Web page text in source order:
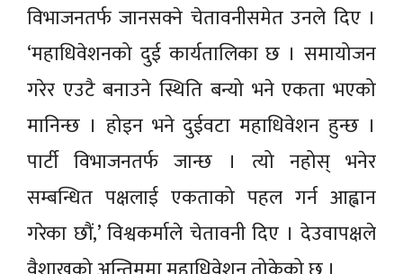
विभाजनतर्फ जानसक्ने चेतावनीसमेत उनले दिए ।
‘महाधिवेशनको दुई कार्यतालिका छ । समायोजन
गरेर एउटै बनाउने स्थिति बन्यो भने एकता भएको
मानिन्छ । होइन भने दुईवटा महाधिवेशन हुन्छ ।
पार्टी विभाजनतर्फ जान्छ । त्यो नहोस् भनेर
सम्बन्धित पक्षलाई एकताको पहल गर्न आह्वान
गरेका छौं,’ विश्वकर्माले चेतावनी दिए । देउवापक्षले